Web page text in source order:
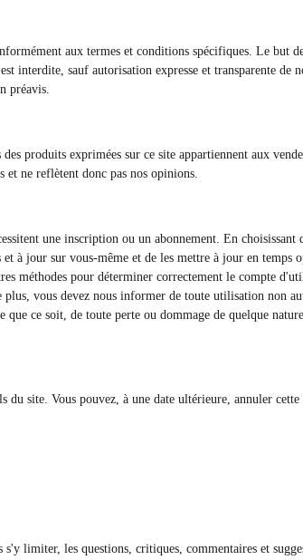
aux termes et conditions spécifiques. Le but
interdite, sauf autorisation expresse et transparente de
préavis.
produits exprimées sur ce site appartiennent aux
et ne reflètent donc pas nos opinions.
une inscription ou un abonnement. En
à jour sur vous-même et de les mettre à jour en
méthodes pour déterminer correctement le compte
vous devez nous informer de toute utilisation non
ce soit, de toute perte ou dommage de quelque
site. Vous pouvez, à une date ultérieure, annuler
limiter, les questions, critiques, commentaires et